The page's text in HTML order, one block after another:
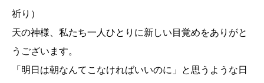
祈り）
天の神様、 私たち一人ひとりに新しい目覚めをありがと
うございます。
「明日は朝なんてこなければいいのに」と思うような日